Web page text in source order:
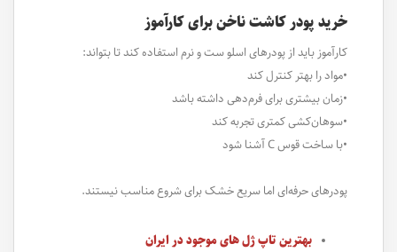
خرید پودر کاشت ناخن برای کارآموز
کارآموز باید از پودرهای اسلو ست و نرم استفاده کند تا بتواند:
•مواد را بهتر کنترل کند
•زمان بیشتری برای فرم‌دهی داشته باشد
•سوهان‌کشی کمتری تجربه کند
•با ساخت قوس C آشنا شود
پودرهای حرفه‌ای اما سریع خشک برای شروع مناسب نیستند.
بهترین تاپ ژل های موجود در ایران